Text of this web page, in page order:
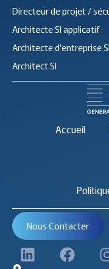
Directeur de projet /
Architecte SI applicatif
Architecte d’entreprise SI
Architect SI
Accueil
Nous Contacter